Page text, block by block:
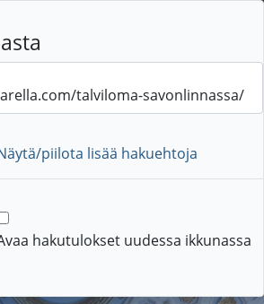
piilota lisää hakuehtoja
hakutulokset uudessa ikkunassa